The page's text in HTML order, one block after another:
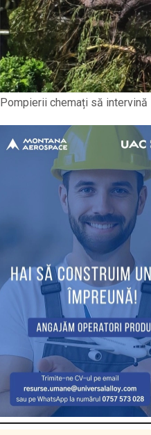
Pompierii chemați să intervină